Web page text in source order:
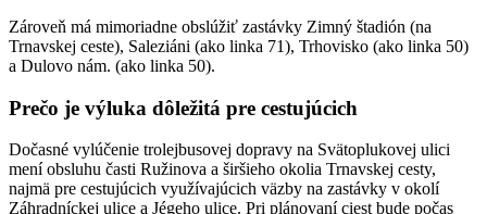
Zároveň má mimoriadne obslúžiť zastávky Zimný štadión (na
Trnavskej ceste), Saleziáni (ako linka 71), Trhovisko (ako linka 50)
a Dulovo nám. (ako linka 50).
Prečo je výluka dôležitá pre cestujúcich
Dočasné vylúčenie trolejbusovej dopravy na Svätoplukovej ulici
mení obsluhu časti Ružinova a širšieho okolia Trnavskej cesty,
najmä pre cestujúcich využívajúcich väzby na zastávky v okolí
Záhradníckej ulice a Jégeho ulice. Pri plánovaní ciest bude počas